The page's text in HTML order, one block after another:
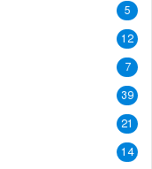
5
12
7
39
21
14